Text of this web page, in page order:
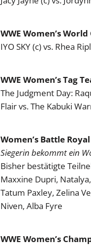
WWE Women’s
IYO SKY (c) vs. Rhea
WWE Women’s Tag
The Judgment Day:
Flair vs. The Kabuki
Women’s Battle Royal
Siegerin bekommt ein
Bisher bestätigte
Maxxine Dupri,
Tatum Paxley, Zelina
Niven, Alba Fyre
WWE Women’s